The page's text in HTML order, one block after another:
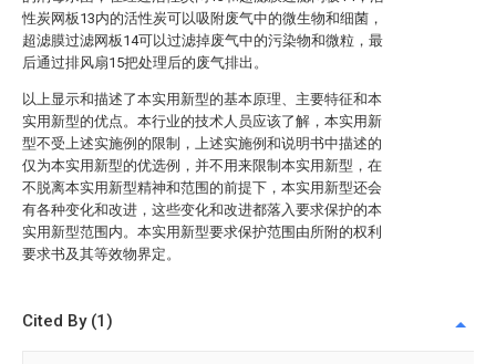
性炭网板13内的活性炭可以吸附废气中的微生物和细菌，
超滤膜过滤网板14可以过滤掉废气中的污染物和微粒，最
后通过排风扇15把处理后的废气排出。
以上显示和描述了本实用新型的基本原理、主要特征和本
实用新型的优点。本行业的技术人员应该了解，本实用新
型不受上述实施例的限制，上述实施例和说明书中描述的
仅为本实用新型的优选例，并不用来限制本实用新型，在
不脱离本实用新型精神和范围的前提下，本实用新型还会
有各种变化和改进，这些变化和改进都落入要求保护的本
实用新型范围内。本实用新型要求保护范围由所附的权利
要求书及其等效物界定。
Cited By (1)